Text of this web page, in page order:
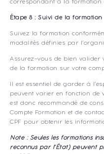
correspondant à la formation
Étape 8 : Suivi de la formation
Suivez la formation
modalités définies par
Assurez-vous de bien valider
de la formation sur votre
Il est essentiel de garder à
peuvent varier en fonction de
est donc recommandé de
Compte Formation et de
CPF pour obtenir les
Note : Seules les formations
reconnus par l’État) peuvent